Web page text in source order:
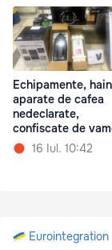
Echipamente,
aparate de cafea
nedeclarate,
confiscate de
16 Iul. 10:42
Eurointegration